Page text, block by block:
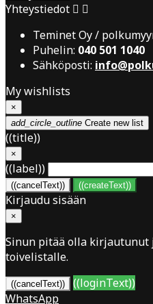
Yhteystiedot  
Teminet Oy /
Puhelin: 040 501 1040
Sähköposti:
My wishlists
×
add_circle_outline Create new list
((title))
×
((label))
((cancelText)) ((createText))
Kirjaudu sisään
×
Sinun pitää olla
toivelistalle.
((cancelText))
((loginText))
WhatsApp